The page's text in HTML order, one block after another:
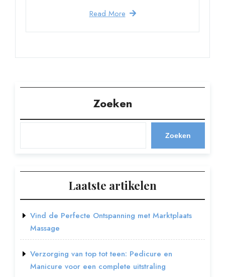
Read More
Zoeken
Zoeken
Laatste artikelen
Vind de Perfecte Ontspanning met Marktplaats
Massage
Verzorging van top tot teen: Pedicure en
Manicure voor een complete uitstraling